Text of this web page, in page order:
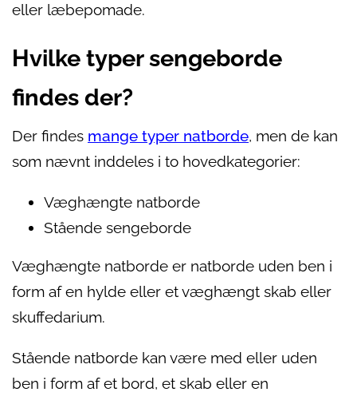
eller læbepomade.
Hvilke typer sengeborde
findes der?
Der findes mange typer natborde, men de kan
som nævnt inddeles i to hovedkategorier:
Væghængte natborde
Stående sengeborde
Væghængte natborde er natborde uden ben i
form af en hylde eller et væghængt skab eller
skuffedarium.
Stående natborde kan være med eller uden
ben i form af et bord, et skab eller en